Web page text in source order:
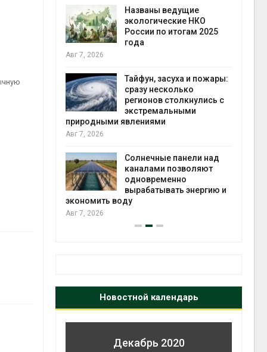
вес
миграцией
Названы ведущие
экологические НКО
России по итогам 2025
года
Авг 7, 2026
Тайфун, засуха и пожары:
сразу несколько
регионов столкнулись с
экстремальными
природными явлениями
Авг 7, 2026
Солнечные панели над
каналами позволяют
одновременно
вырабатывать энергию и
экономить воду
Авг 7, 2026
Новостной календарь
Декабрь 2020